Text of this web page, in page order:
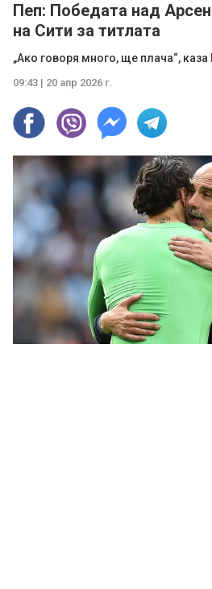
Пеп: Победата над
на Сити за титлата
„Ако говоря много, ще плача“, каза
09:43 | 20 апр 2026 г.